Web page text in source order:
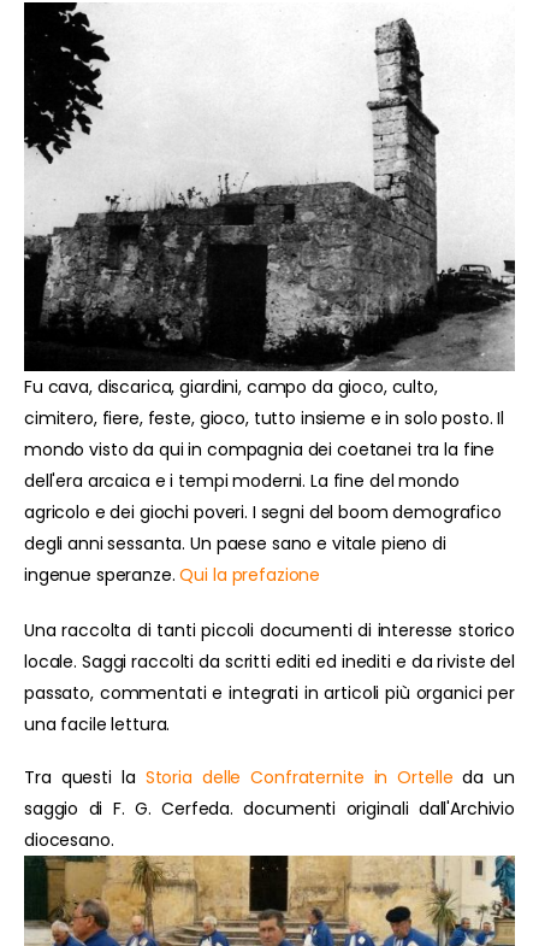
Fu cava, discarica, giardini, campo da gioco, culto,
cimitero, fiere, feste, gioco, tutto insieme e in solo posto. Il
mondo visto da qui in compagnia dei coetanei tra la fine
dell'era arcaica e i tempi moderni. La fine del mondo
agricolo e dei giochi poveri. I segni del boom demografico
degli anni sessanta. Un paese sano e vitale pieno di
ingenue speranze.Qui la prefazione
Una raccolta di tanti piccoli documenti di interesse storico
locale. Saggi raccolti da scritti editi ed inediti e da riviste del
passato, commentati e integrati in articoli più organici per
una facile lettura.
Tra questi la Storia delle Confraternite in Ortelle da un
saggio di F. G. Cerfeda. documenti originali dall'Archivio
diocesano.